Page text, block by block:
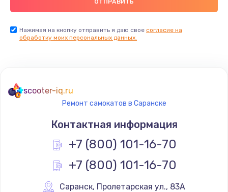
725 руб.
Ремонт петель крышки
990 руб.
Заказать
Нажимая на кнопку отправить я даю свое согласие на
обработку моих персональных данных.
scooter-iq.ru
Ремонт самокатов в Саранске
Контактная информация
+7 (800) 101-16-70
+7 (800) 101-16-70
Саранск, Пролетарская ул., 83А